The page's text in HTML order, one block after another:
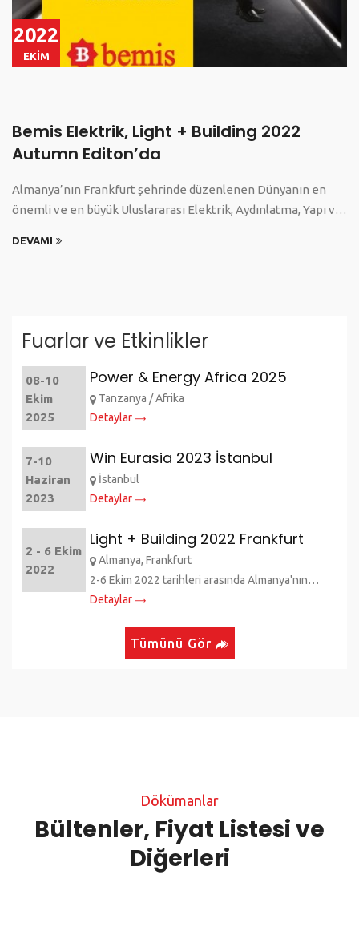
2022
EKİM
Bemis Elektrik, Light + Building 2022
Autumn Editon’da
Almanya’nın Frankfurt şehrinde düzenlenen Dünyanın en
önemli ve en büyük Uluslararası Elektrik, Aydınlatma, Yapı ve
DEVAMI
Fuarlar ve Etkinlikler
08-10
Ekim
2025
Power & Energy Africa 2025
Tanzanya / Afrika
Detaylar
7-10
Haziran
2023
Win Eurasia 2023 İstanbul
İstanbul
Detaylar
2 - 6 Ekim
2022
Light + Building 2022 Frankfurt
Almanya, Frankfurt
2-6 Ekim 2022 tarihleri arasında Almanya'nın
Frankfurt şehrinde gerçekleşecek olan "Light +
Building 2022" fuarında standımıza bekliyoruz.
Detaylar
Tümünü Gör
Dökümanlar
Bültenler, Fiyat Listesi ve
Diğerleri